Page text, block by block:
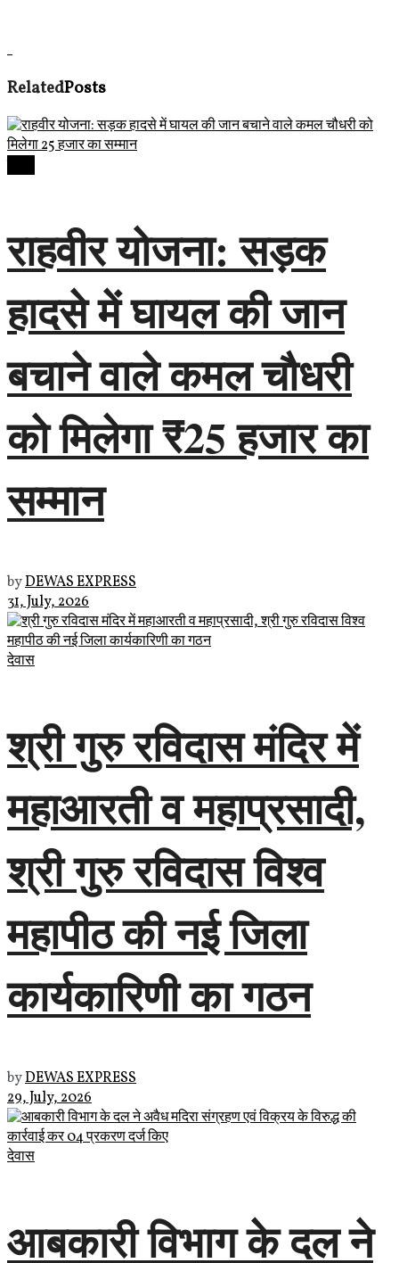
RelatedPosts
राहवीर योजना: सड़क
हादसे में घायल की जान
बचाने वाले कमल चौधरी
को मिलेगा ₹25 हजार का
सम्मान
byDEWAS EXPRESS
31, July, 2026
देवास
श्री गुरु रविदास मंदिर में
महाआरती व महाप्रसादी,
श्री गुरु रविदास विश्व
महापीठ की नई जिला
कार्यकारिणी का गठन
byDEWAS EXPRESS
29, July, 2026
देवास
आबकारी विभाग के दल ने